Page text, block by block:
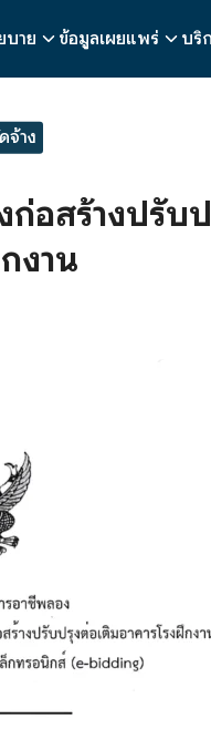
บาย ข้อมูลเผยแพร่ บริ
จ้าง
ก่อสร้างปรับ
งาน